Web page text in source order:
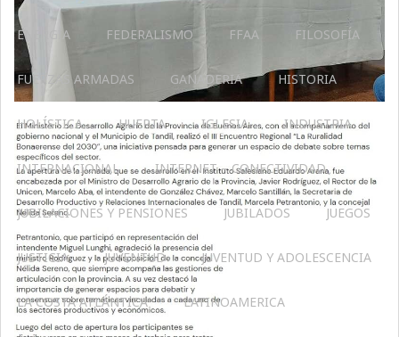
ENERGÍA FEDERALISMO FFAA FILOSOFÍA
FUERZAS ARMADAS GANADERIA HISTORIA
HOLÍSTICA HUERTA IGLESIA INDUSTRIA
INTERNACIONAL INTERNET – CONECTIVIDAD
JUBILACIONES Y PENSIONES JUBILADOS JUEGOS
JUSTICIA JUVENTUD JUVENTUD Y ADOLESCENCIA
LA COSTA ATLÁNTICA LATINOAMERICA